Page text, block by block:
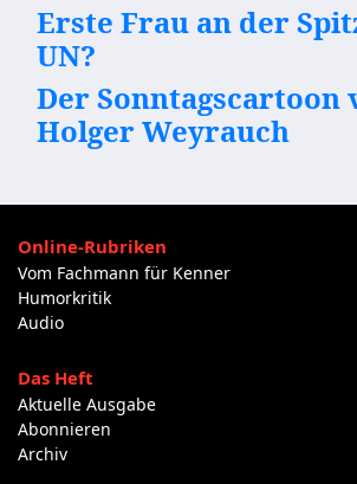
Erste Frau an der
UN?
Der Sonntagscartoon
Holger Weyrauch
Online-Rubriken
Vom Fachmann für Kenner
Humorkritik
Audio
Das Heft
Aktuelle Ausgabe
Abonnieren
Archiv